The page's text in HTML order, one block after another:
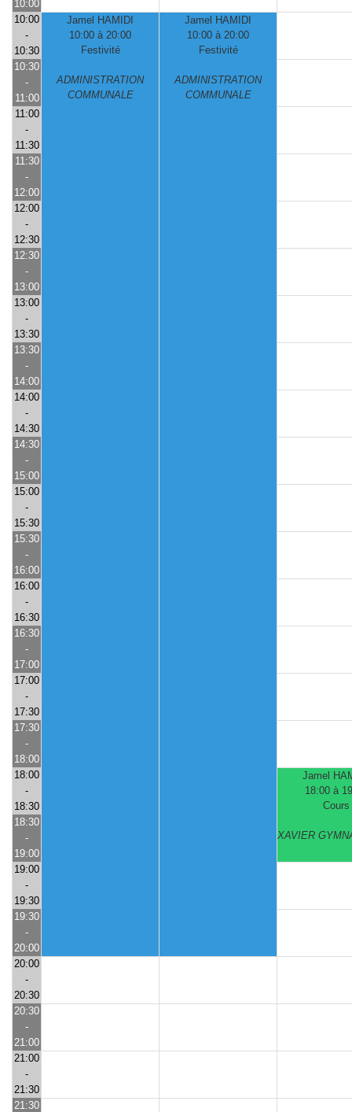
10:00
10:00
-
10:30
Jamel HAMIDI
10:00 à 20:00
Festivité
ADMINISTRATION
COMMUNALE
Jamel HAMIDI
10:00 à 20:00
Festivité
ADMINISTRATION
COMMUNALE
10:30
-
11:00
11:00
-
11:30
11:30
-
12:00
12:00
-
12:30
12:30
-
13:00
13:00
-
13:30
13:30
-
14:00
14:00
-
14:30
14:30
-
15:00
15:00
-
15:30
15:30
-
16:00
16:00
-
16:30
16:30
-
17:00
17:00
-
17:30
17:30
-
18:00
18:00
-
18:30
Jamel
18:00 à
Cours
XAVIER
18:30
-
19:00
19:00
-
19:30
19:30
-
20:00
20:00
-
20:30
20:30
-
21:00
21:00
-
21:30
21:30